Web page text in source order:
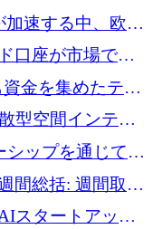
速する中、欧州
保
口座が市場で高
社の設立25周
に配当金が支給
金を集めたテク
型空間インテリ
するために 900
シップを通じて通
るための投資部
間総括: 週間取引
年上半期の主要
スタートアップ